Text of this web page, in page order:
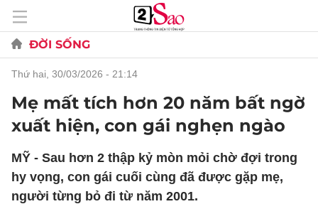
ĐỜI SỐNG
thứ hai, 30/03/2026 - 21:14
Mẹ mất tích hơn 20 năm bất ngờ
xuất hiện, con gái nghẹn ngào
MỸ - Sau hơn 2 thập kỷ mòn mỏi chờ đợi trong
hy vọng, con gái cuối cùng đã được gặp mẹ,
người từng bỏ đi từ năm 2001.